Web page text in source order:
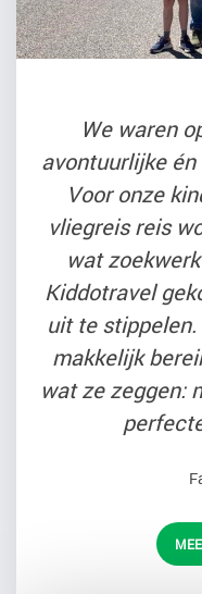
We waren
avontuurlijke
Voor onze
vliegreis reis
wat
Kiddotravel
uit te
makkelijk
wat ze zeggen: